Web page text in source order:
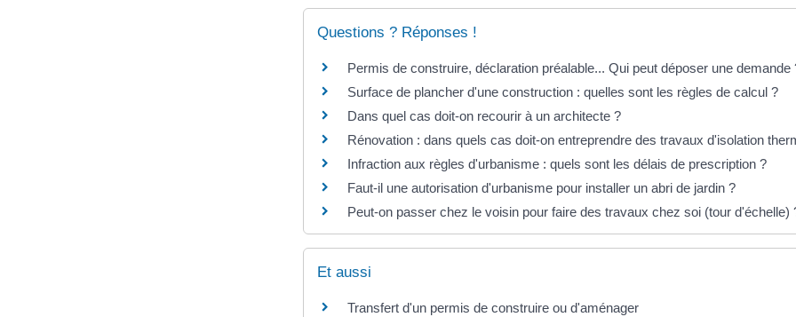
Questions ? Réponses !
Permis de construire, déclaration préalable... Qui peut déposer une demande
Surface de plancher d'une construction : quelles sont les règles de calcul ?
Dans quel cas doit-on recourir à un architecte ?
Rénovation : dans quels cas doit-on entreprendre des travaux d'isolation
Infraction aux règles d'urbanisme : quels sont les délais de prescription ?
Faut-il une autorisation d'urbanisme pour installer un abri de jardin ?
Peut-on passer chez le voisin pour faire des travaux chez soi (tour d'échelle)
Et aussi
Transfert d'un permis de construire ou d'aménager